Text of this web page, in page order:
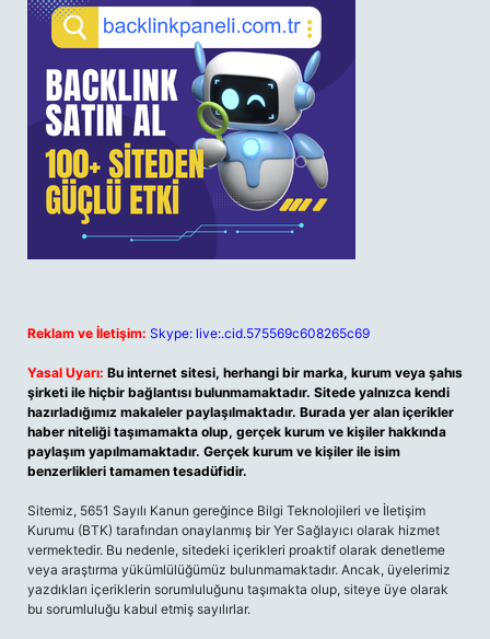
Reklam ve İletişim: Skype: live:.cid.575569c608265c69
Yasal Uyarı: Bu internet sitesi, herhangi bir marka, kurum veya şahıs
şirketi ile hiçbir bağlantısı bulunmamaktadır. Sitede yalnızca kendi
hazırladığımız makaleler paylaşılmaktadır. Burada yer alan içerikler
haber niteliği taşımamakta olup, gerçek kurum ve kişiler hakkında
paylaşım yapılmamaktadır. Gerçek kurum ve kişiler ile isim
benzerlikleri tamamen tesadüfidir.
Sitemiz, 5651 Sayılı Kanun gereğince Bilgi Teknolojileri ve İletişim
Kurumu (BTK) tarafından onaylanmış bir Yer Sağlayıcı olarak hizmet
vermektedir. Bu nedenle, sitedeki içerikleri proaktif olarak denetleme
veya araştırma yükümlülüğümüz bulunmamaktadır. Ancak, üyelerimiz
yazdıkları içeriklerin sorumluluğunu taşımakta olup, siteye üye olarak
bu sorumluluğu kabul etmiş sayılırlar.